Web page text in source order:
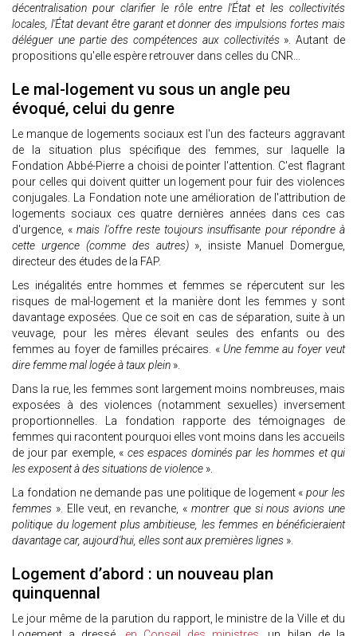
décentralisation pour clarifier le rôle entre l'État et les collectivités
locales, l'État devant être garant et donner des impulsions fortes mais
déléguer une partie des compétences aux collectivités ». Autant de
propositions qu'elle espère retrouver dans celles du CNR...
Le mal-logement vu sous un angle peu
évoqué, celui du genre
Le manque de logements sociaux est l'un des facteurs aggravant
de la situation plus spécifique des femmes, sur laquelle la
Fondation Abbé-Pierre a choisi de pointer l'attention. C'est flagrant
pour celles qui doivent quitter un logement pour fuir des violences
conjugales. La Fondation note une amélioration de l'attribution de
logements sociaux ces quatre dernières années dans ces cas
d'urgence, «mais l'offre reste toujours insuffisante pour répondre à
cette urgence (comme des autres) », insiste Manuel Domergue,
directeur des études de la FAP.
Les inégalités entre hommes et femmes se répercutent sur les
risques de mal-logement et la manière dont les femmes y sont
davantage exposées. Que ce soit en cas de séparation, suite à un
veuvage, pour les mères élevant seules des enfants ou des
femmes au foyer de familles précaires. « Une femme au foyer veut
dire femme mal logée à taux plein ».
Dans la rue, les femmes sont largement moins nombreuses, mais
exposées à des violences (notamment sexuelles) inversement
proportionnelles. La fondation rapporte des témoignages de
femmes qui racontent pourquoi elles vont moins dans les accueils
de jour par exemple, « ces espaces dominés par les hommes et qui
les exposent à des situations de violence ».
La fondation ne demande pas une politique de logement «pour les
femmes ». Elle veut, en revanche, « montrer que si nous avions une
politique du logement plus ambitieuse, les femmes en bénéficieraient
davantage car, aujourd'hui, elles sont aux premières lignes ».
Logement d’abord : un nouveau plan
quinquennal
Le jour même de la parution du rapport, le ministre de la Ville et du